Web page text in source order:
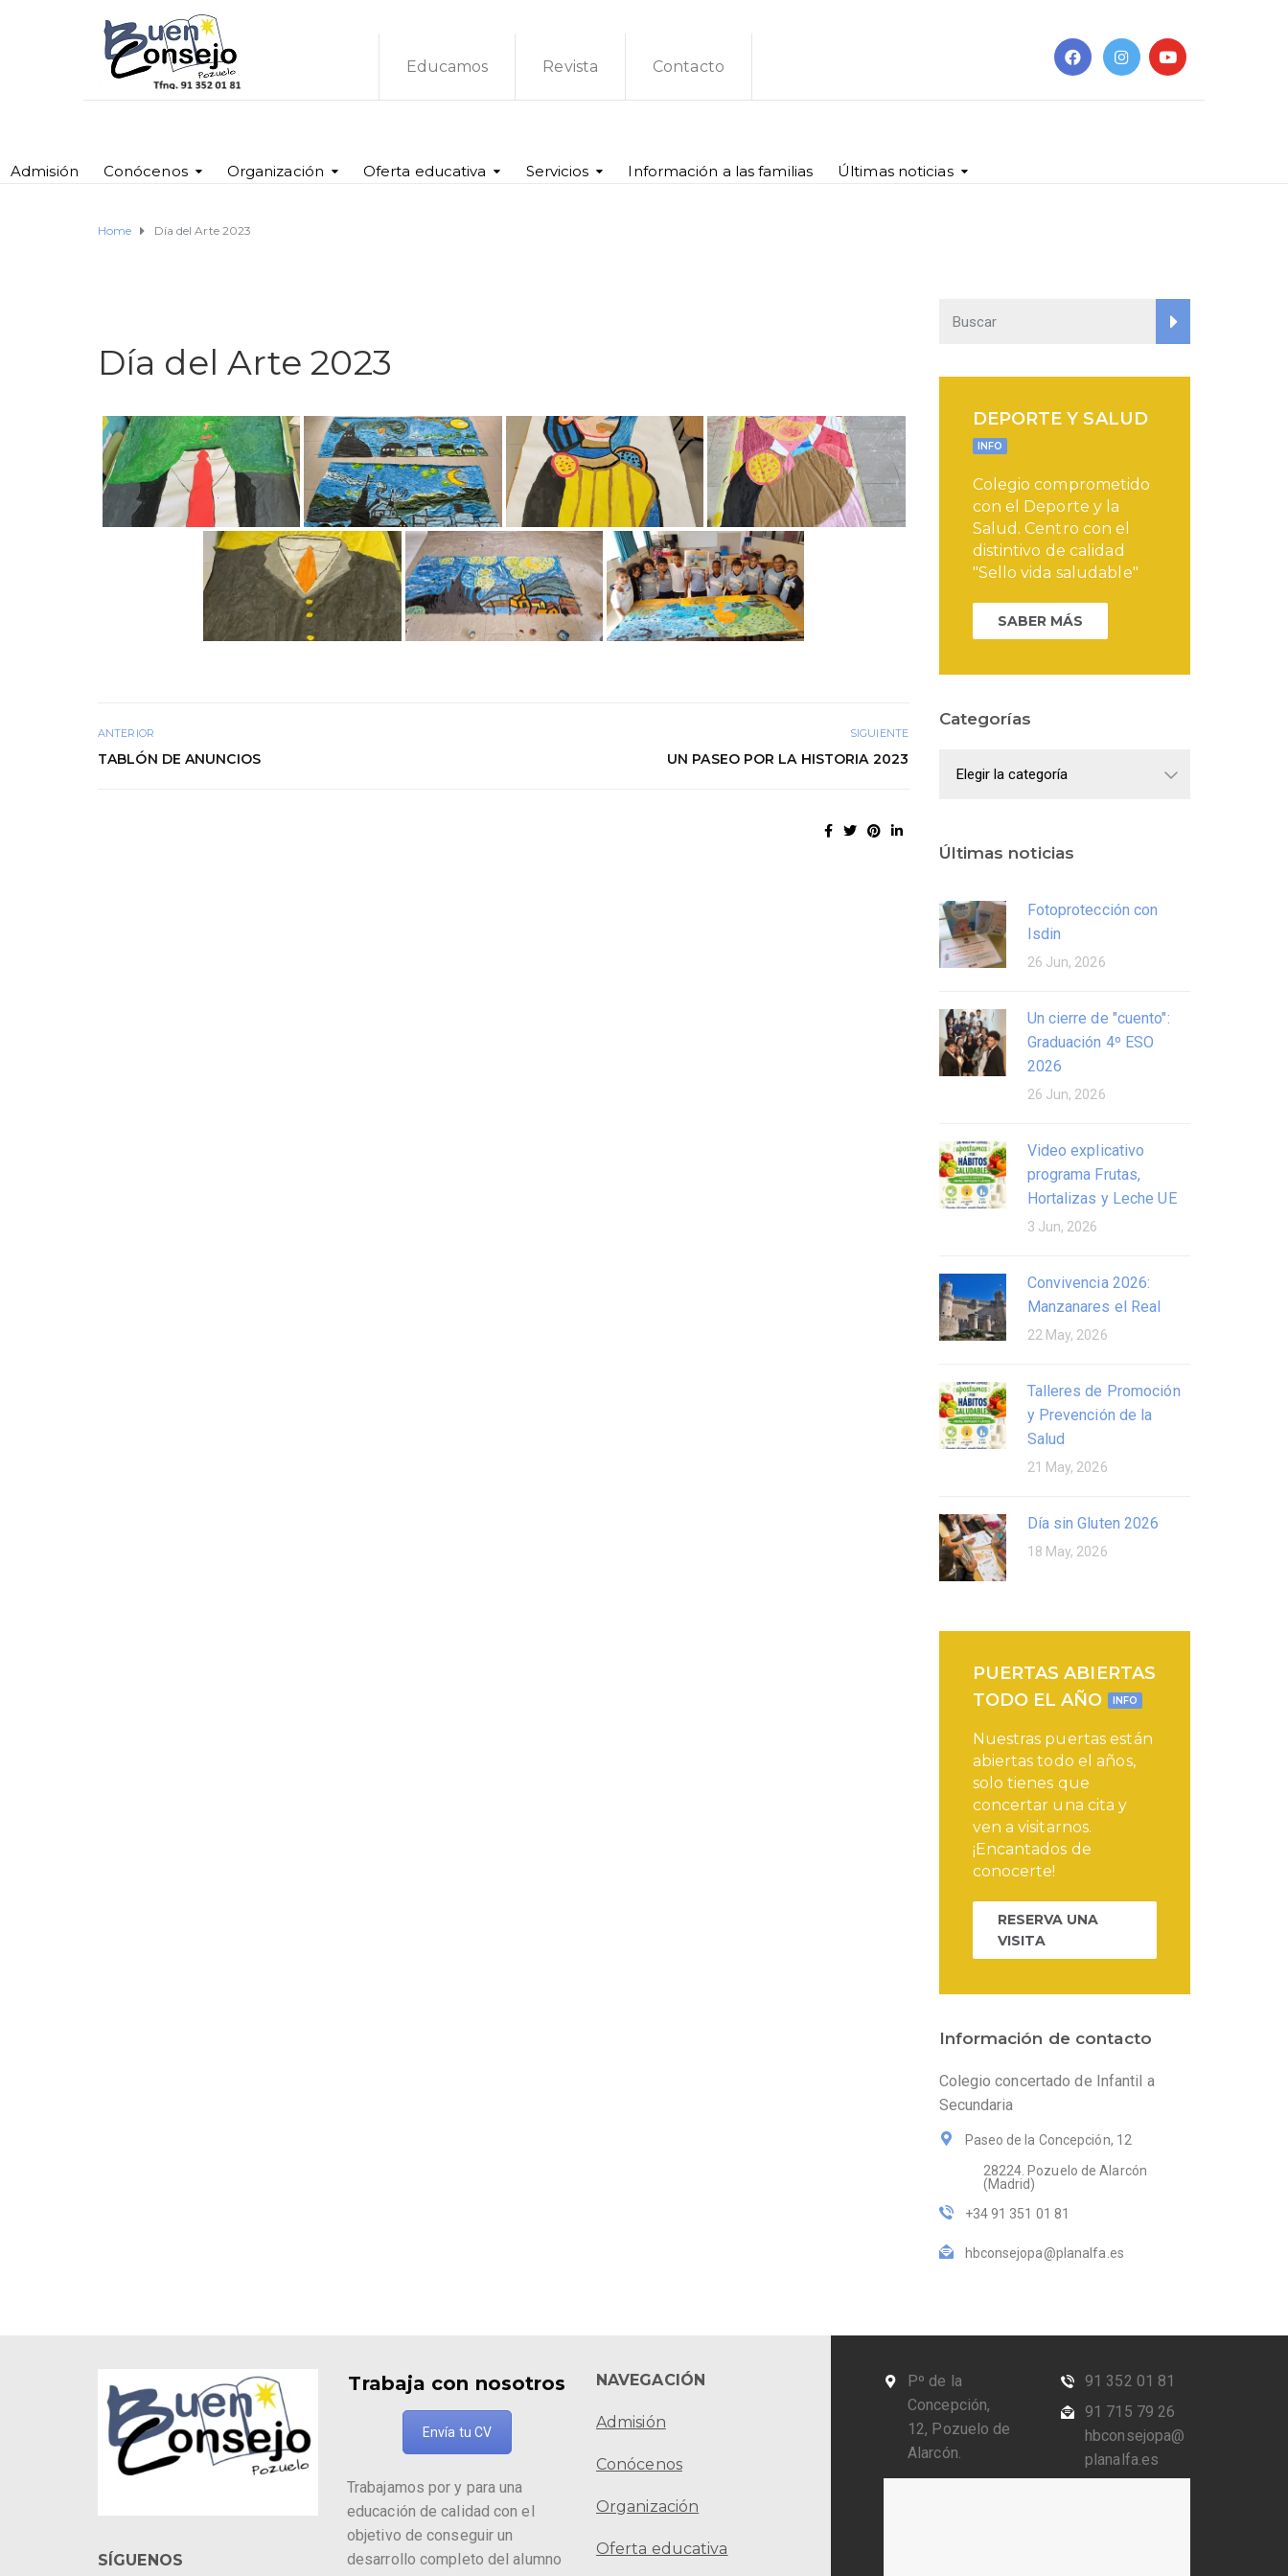
Educamos Revista Contacto
Admisión Conócenos Organización Oferta educativa Servicios Información a las familias Últimas noticias
Home Día del Arte 2023
Día del Arte 2023
ANTERIOR
TABLÓN DE ANUNCIOS
SIGUIENTE
UN PASEO POR LA HISTORIA 2023
DEPORTE Y SALUD
INFO
Colegio comprometido
con el Deporte y la
Salud. Centro con el
distintivo de calidad
"Sello vida saludable"
SABER MÁS
Categorías
Últimas noticias
Fotoprotección con
Isdin
26 Jun, 2026
Un cierre de "cuento":
Graduación 4º ESO
2026
26 Jun, 2026
Video explicativo
programa Frutas,
Hortalizas y Leche UE
3 Jun, 2026
Convivencia 2026:
Manzanares el Real
22 May, 2026
Talleres de Promoción
y Prevención de la
Salud
21 May, 2026
Día sin Gluten 2026
18 May, 2026
PUERTAS ABIERTAS
TODO EL AÑO
INFO
Nuestras puertas están
abiertas todo el años,
solo tienes que
concertar una cita y
ven a visitarnos.
¡Encantados de
conocerte!
RESERVA UNA
VISITA
Información de contacto
Colegio concertado de Infantil a
Secundaria
Paseo de la Concepción, 12
28224. Pozuelo de Alarcón
(Madrid)
+34 91 351 01 81
hbconsejopa@planalfa.es
SÍGUENOS
Trabaja con nosotros
Envía tu CV
Trabajamos por y para una
educación de calidad con el
objetivo de conseguir un
desarrollo completo del alumno
NAVEGACIÓN
Admisión
Conócenos
Organización
Oferta educativa
Pº de la
Concepción,
12, Pozuelo de
Alarcón.
91 352 01 81
91 715 79 26
hbconsejopa@
planalfa.es